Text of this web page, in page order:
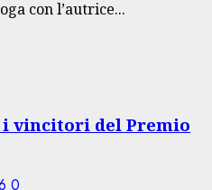
con l’autrice...
i vincitori del Premio
0